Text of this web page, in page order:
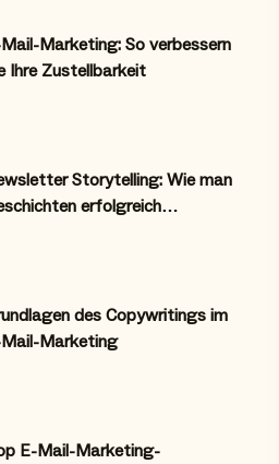
Marketing: So verbessern
Ihre Zustellbarkeit
Storytelling: Wie man
erfolgreich…
des Copywritings im
Marketing
E-Mail-Marketing-